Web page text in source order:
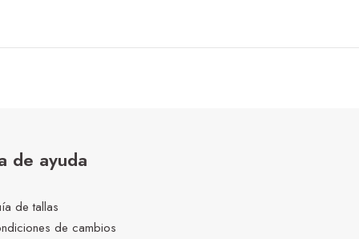
de ayuda
de tallas
de cambios